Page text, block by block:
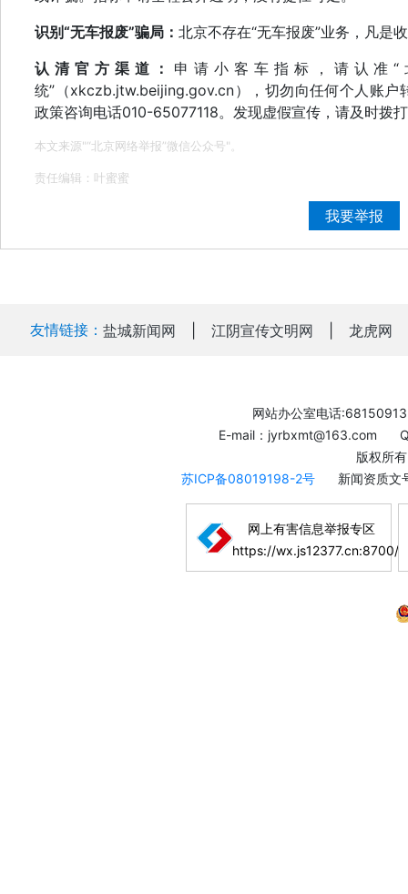
识别“无车报废”骗局： 北京不存在“无车报废”业务，凡是
认清官方渠道： 申请小客车指标，请认准
统”（xkczb.jtw.beijing.gov.cn），切勿向任何个人账户
政策咨询电话010-65077118。发现虚假宣传，请及时拨
本文来源"“北京网络举报”微信公众号"。
责任编辑：叶蜜蜜
我要举报
友情链接： 盐城新闻网 江阴宣传文明网 龙虎网
网站办公室电话:68150913
E-mail：jyrbxmt@163.com
版权所
苏ICP备08019198-2号
新闻资质
网上有害信息举报专区
https://wx.js12377.cn:8700/